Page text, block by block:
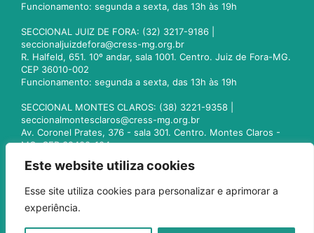
Este website utiliza cookies
Esse site utiliza cookies para personalizar e aprimorar a
experiência.
Funcionamento: segunda a sexta, das 13h às 19h
SECCIONAL JUIZ DE FORA: (32) 3217-9186 |
seccionaljuizdefora@cress-mg.org.br
R. Halfeld, 651. 10º andar, sala 1001. Centro. Juiz de Fora-MG.
CEP 36010-002
Funcionamento: segunda a sexta, das 13h às 19h
SECCIONAL MONTES CLAROS: (38) 3221-9358 |
seccionalmontesclaros@cress-mg.org.br
Av. Coronel Prates, 376 - sala 301. Centro. Montes Claros -
MG. CEP 39400-104
seccionaluberlandia@cress-mg.org.br
Av. Afonso Pena, 547 - sala 101. Uberlândia - MG. CEP